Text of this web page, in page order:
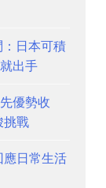
日本可積
出手
優勢收
戰
日常生活